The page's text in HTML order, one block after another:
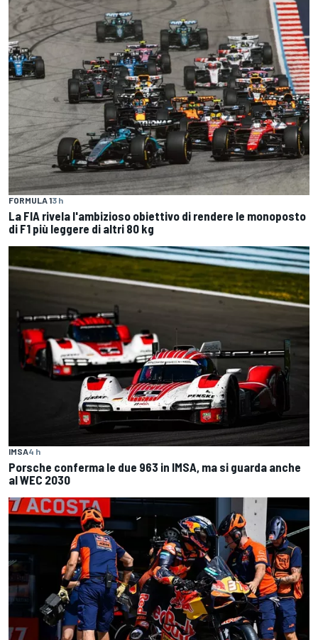
FORMULA 13 h
La FIA rivela l'ambizioso obiettivo di rendere le monoposto
di F1 più leggere di altri 80 kg
IMSA4 h
Porsche conferma le due 963 in IMSA, ma si guarda anche
al WEC 2030